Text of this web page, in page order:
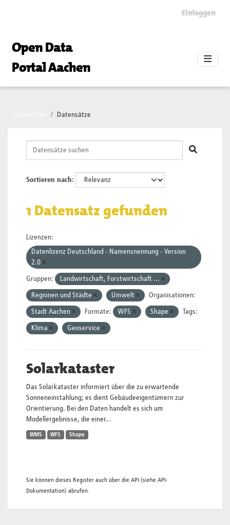
Einloggen
Open Data
Portal Aachen
Datensätze
Sortieren nach
1 Datensatz gefunden
Lizenzen:
Datenlizenz Deutschland - Namensnennung - Version
2.0
Gruppen: Landwirtschaft, Forstwirtschaft ...
Regionen und Städte Umwelt Organisationen:
Stadt Aachen Formate: WFS Shape Tags:
Klima Geoservice
Solarkataster
Das Solarkataster informiert über die zu erwartende
Sonneneinstahlung; es dient Gebäudeeigentümern zur
Orientierung. Bei den Daten handelt es sich um
Modellergebnisse, die einer...
WMS WFS Shape
Sie können dieses Register auch über die API (siehe API-
Dokumentation) abrufen.